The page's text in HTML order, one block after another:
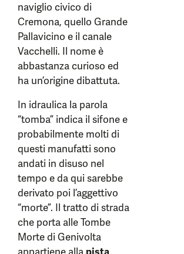
naviglio civico di
Cremona, quello Grande
Pallavicino e il canale
Vacchelli. Il nome è
abbastanza curioso ed
ha un’origine dibattuta.
In idraulica la parola
“tomba” indica il sifone e
probabilmente molti di
questi manufatti sono
andati in disuso nel
tempo e da qui sarebbe
derivato poi l’aggettivo
“morte”. Il tratto di strada
che porta alle Tombe
Morte di Genivolta